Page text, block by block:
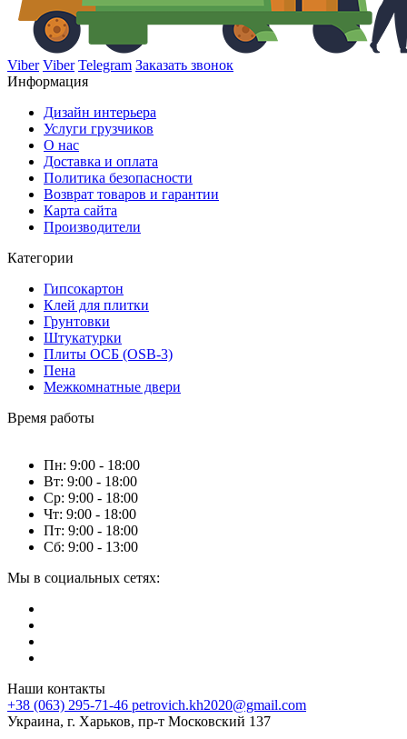
Viber Viber Telegram Заказать звонок
Информация
Дизайн интерьера
Услуги грузчиков
О нас
Доставка и оплата
Политика безопасности
Возврат товаров и гарантии
Карта сайта
Производители
Категории
Гипсокартон
Клей для плитки
Грунтовки
Штукатурки
Плиты ОСБ (OSB-3)
Пена
Межкомнатные двери
Время работы
Пн: 9:00 - 18:00
Вт: 9:00 - 18:00
Ср: 9:00 - 18:00
Чт: 9:00 - 18:00
Пт: 9:00 - 18:00
Сб: 9:00 - 13:00
Мы в социальных сетях:
Наши контакты
+38 (063) 295-71-46 petrovich.kh2020@gmail.com
Украина, г. Харьков, пр-т Московский 137